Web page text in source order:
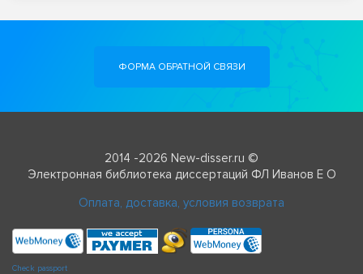
ФОРМА ОБРАТНОЙ СВЯЗИ
2014 -2026 New-disser.ru ©
Электронная библиотека диссертаций ФЛ Иванов Е О
Оплата, доставка, условия возврата
Check passport